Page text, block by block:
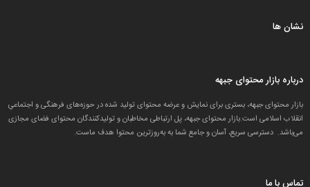
نشان ها
درباره بازار محتوای جبهه
بازار محتوای جبهه، بستری برای نمایش و عرضه محتوای تولید شده در حوزه‌های فرهنگی و اجتماعیِ
انقلاب اسلامی است.بازار محتوای جبهه، پل ارتباطی مخاطبان و تولید‌کنندگان محتوای فضای مجازی
می‌باشد. دسترسی سریع، آسان و جامع شما به به‌روزترین محتوا هدف ماست.
تماس با ما